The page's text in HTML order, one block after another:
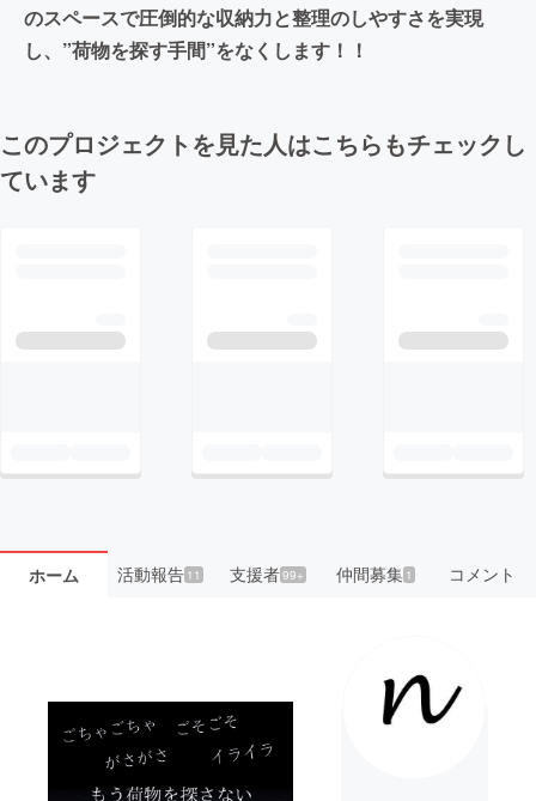
のスペースで圧倒的な収納力と整理のしやすさを実現
し、”荷物を探す手間”をなくします！！
このプロジェクトを見た人はこちらもチェックし
ています
ホーム 活動報告11 支援者99+ 仲間募集 1 コメント